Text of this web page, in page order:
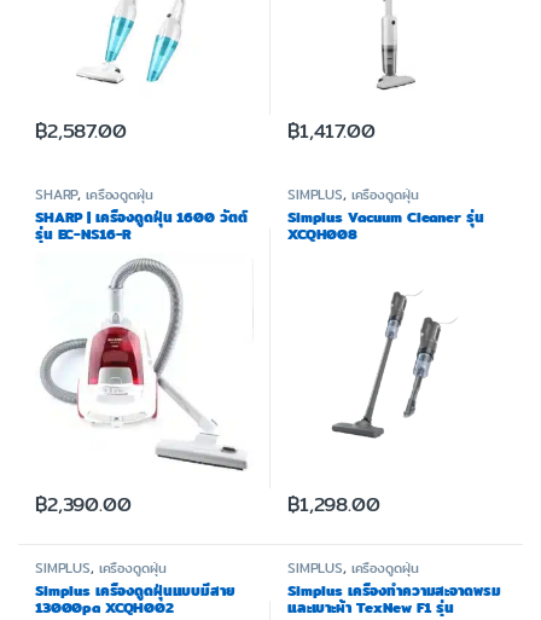
฿2,587.00 ฿1,417.00
SHARP,เครื่องดูดฝุ่น
SHARP | เครื่องดูดฝุ่น 1600 วัตต์
รุ่น EC-NS16-R
฿2,390.00
SIMPLUS, เครื่องดูดฝุ่น
Simplus Vacuum Cleaner รุ่น
XCQH008
฿1,298.00
SIMPLUS, เครื่องดูดฝุ่น
Simplus เครื่องดูดฝุ่นแบบมีสาย
13000pa XCQH002
SIMPLUS, เครื่องดูดฝุ่น
Simplus เครื่องทำความสะอาดพรม
และเบาะผ้า TexNew F1 รุ่น